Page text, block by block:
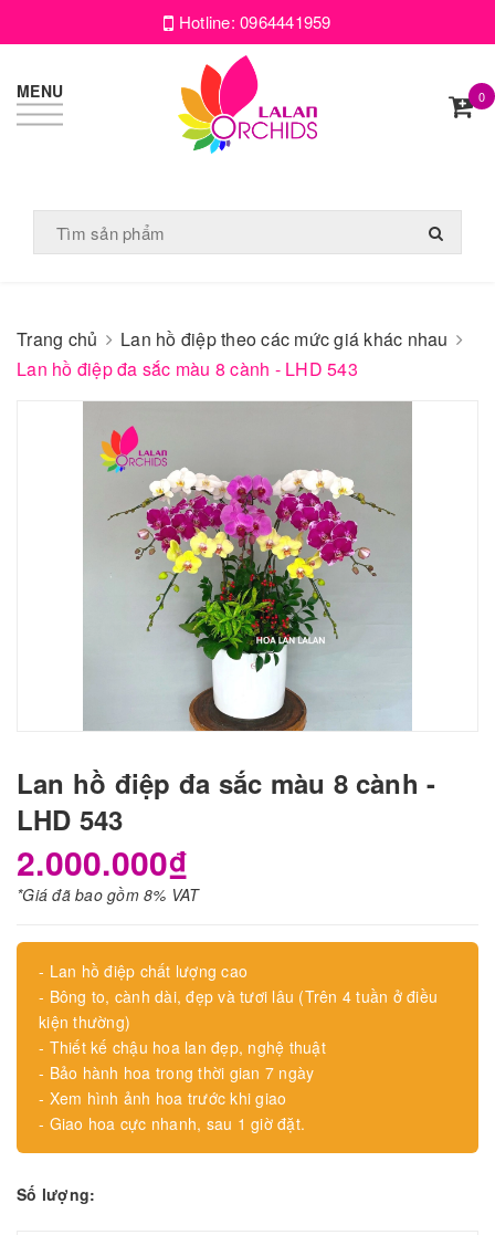
Hotline:0964441959
MENU 0
Trang chủ
Lan hồ điệp theo các mức giá khác nhau
Lan hồ điệp đa sắc màu 8 cành - LHD 543
Lan hồ điệp đa sắc màu 8 cành -
LHD 543
2.000.000₫
*Giá đã bao gồm 8% VAT
- Lan hồ điệp chất lượng cao
- Bông to, cành dài, đẹp và tươi lâu (Trên 4 tuần ở điều
kiện thường)
- Thiết kế chậu hoa lan đẹp, nghệ thuật
- Bảo hành hoa trong thời gian 7 ngày
- Xem hình ảnh hoa trước khi giao
- Giao hoa cực nhanh, sau 1 giờ đặt.
Số lượng: